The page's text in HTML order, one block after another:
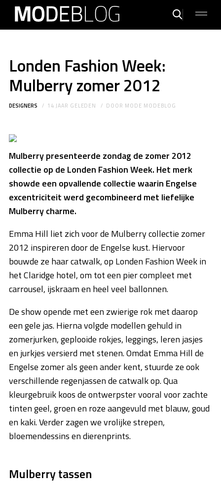
Londen Fashion Week:
Mulberry zomer 2012
DESIGNERS 14 JAAR GELEDEN DOOR MODE MODEBLOG
Mulberry presenteerde zondag de zomer 2012
collectie op de Londen Fashion Week. Het merk
showde een opvallende collectie waarin Engelse
excentriciteit werd gecombineerd met liefelijke
Mulberry charme.
Emma Hill liet zich voor de Mulberry collectie zomer
2012 inspireren door de Engelse kust. Hiervoor
bouwde ze haar catwalk, op Londen Fashion Week in
het Claridge hotel, om tot een pier compleet met
carrousel, ijskraam en heel veel ballonnen.
De show opende met een zwierige rok met daarop
een gele jas. Hierna volgde modellen gehuld in
zomerjurken, geplooide rokjes, leggings, leren jasjes
en jurkjes versierd met stenen. Omdat Emma Hill de
Engelse zomer als geen ander kent, stuurde ze ook
verschillende regenjassen de catwalk op. Qua
kleurgebruik koos de ontwerpster vooral voor zachte
tinten geel, groen en roze aangevuld met blauw, goud
en kaki. Verder zagen we vrolijke strepen,
bloemendessins en dierenprints.
Mulberry tassen